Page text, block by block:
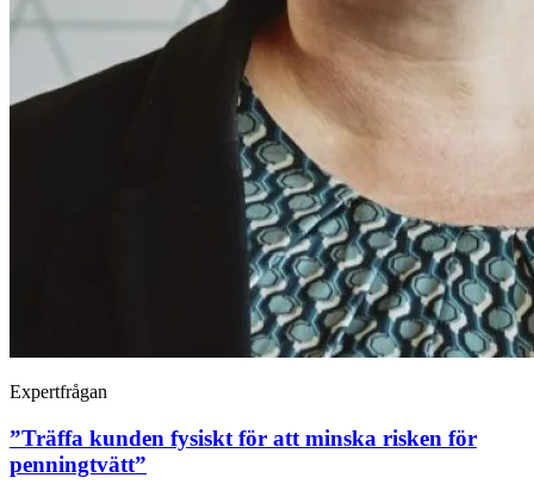
Expertfrågan
”Träffa kunden fysiskt för att minska risken för
penningtvätt”